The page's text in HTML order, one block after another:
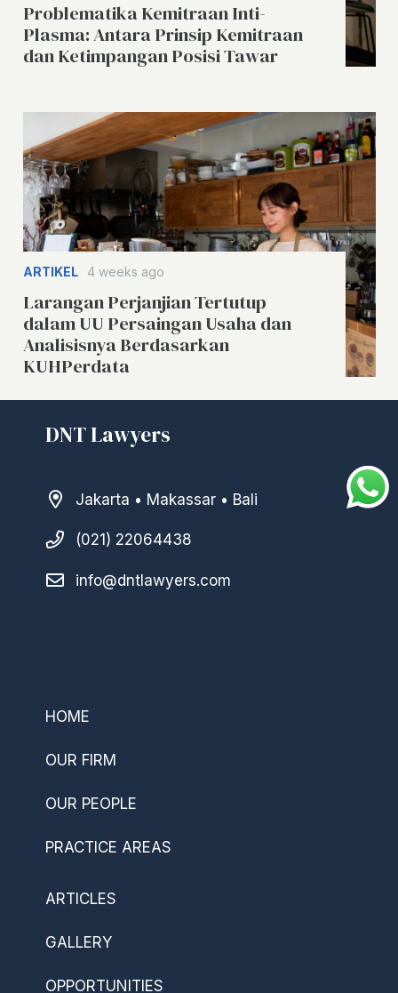
Problematika Kemitraan Inti-
Plasma: Antara Prinsip Kemitraan
dan Ketimpangan Posisi Tawar
ARTIKEL 4 weeks ago
Larangan Perjanjian Tertutup
dalam UU Persaingan Usaha dan
Analisisnya Berdasarkan
KUHPerdata
DNT Lawyers
Jakarta • Makassar • Bali
(021) 22064438
info@dntlawyers.com
HOME
OUR FIRM
OUR PEOPLE
PRACTICE AREAS
ARTICLES
GALLERY
OPPORTUNITIES